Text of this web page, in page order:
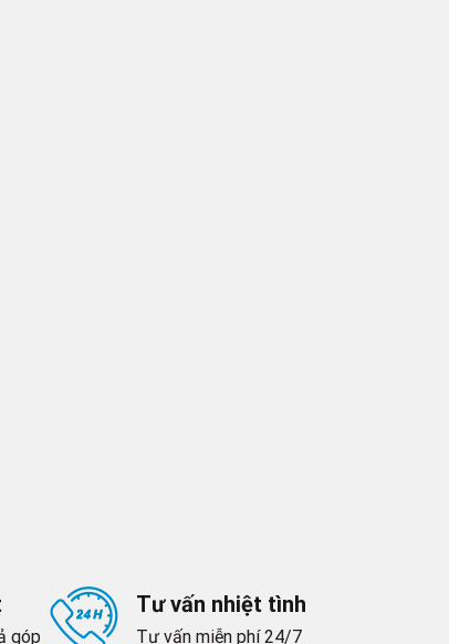
góp
Tư vấn nhiệt tình
Tư vấn miễn phí 24/7